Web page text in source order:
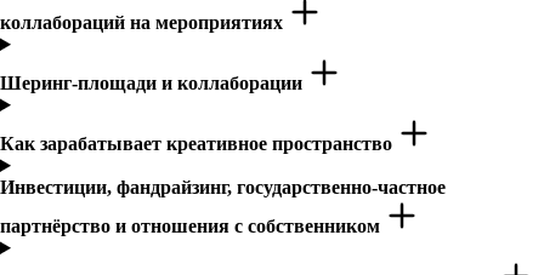
коллабораций на мероприятиях
Шеринг-площади и коллаборации
Как зарабатывает креативное пространство
Инвестиции, фандрайзинг, государственно-частное
партнёрство и отношения с собственником